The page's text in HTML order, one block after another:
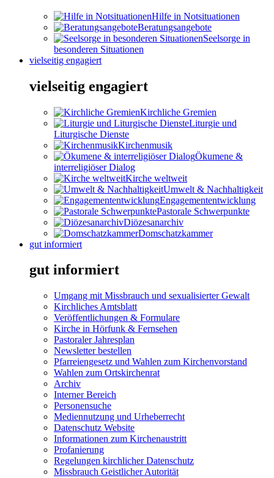
Hilfe in Notsituationen
Beratungsangebote
Seelsorge in
besonderen Situationen
vielseitig engagiert
vielseitig engagiert
Kirchliche Gremien
Liturgie und
Liturgische Dienste
Kirchenmusik
Ökumene &
interreligiöser Dialog
Kirche weltweit
Umwelt & Nachhaltigkeit
Engagemententwicklung
Pastorale Schwerpunkte
Diözesanarchiv
Domschatzkammer
gut informiert
gut informiert
Umgang mit Missbrauch und sexualisierter Gewalt
Kirchliches Amtsblatt
Veröffentlichungen & Formulare
Kirche in Hörfunk & Fernsehen
Pastoraler Jahresplan
Newsletter bestellen
Pfarreiengesetz und Wahlen zum Kirchenvorstand
Wahlen zum Ortskirchenrat
Archiv
Interner Bereich
Personensuche
Mediennutzung und Urheberrecht
Datenschutz Website
Informationen zum Kirchenaustritt
Profanierung
Regelungen kirchlicher Datenschutz
Missbrauch Geistlicher Autorität